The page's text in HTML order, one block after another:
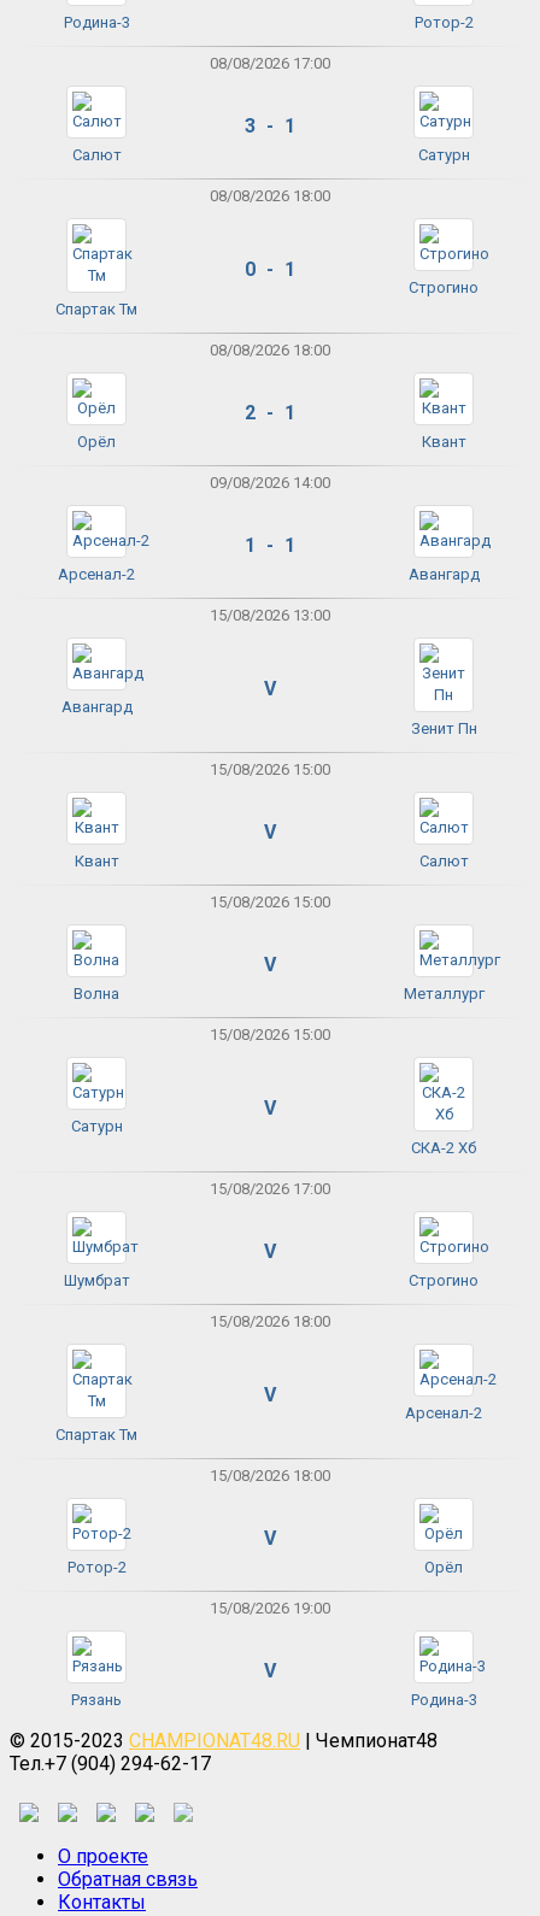
Родина-3 Ротор-2
08/08/2026 17:00
Салют
3 - 1
Сатурн
08/08/2026 18:00
Спартак Тм
0 - 1
Строгино
08/08/2026 18:00
Орёл
2 - 1
Квант
09/08/2026 14:00
Арсенал-2
1 - 1
Авангард
15/08/2026 13:00
Авангард
V
Зенит Пн
15/08/2026 15:00
Квант
V
Салют
15/08/2026 15:00
Волна
V
Металлург
15/08/2026 15:00
Сатурн
V
СКА-2 Хб
15/08/2026 17:00
Шумбрат
V
Строгино
15/08/2026 18:00
Спартак Тм
V
Арсенал-2
15/08/2026 18:00
Ротор-2
V
Орёл
15/08/2026 19:00
Рязань
V
Родина-3
© 2015-2023 CHAMPIONAT48.RU | Чемпионат48
Тел.+7 (904) 294-62-17
О проекте
Обратная связь
Контакты